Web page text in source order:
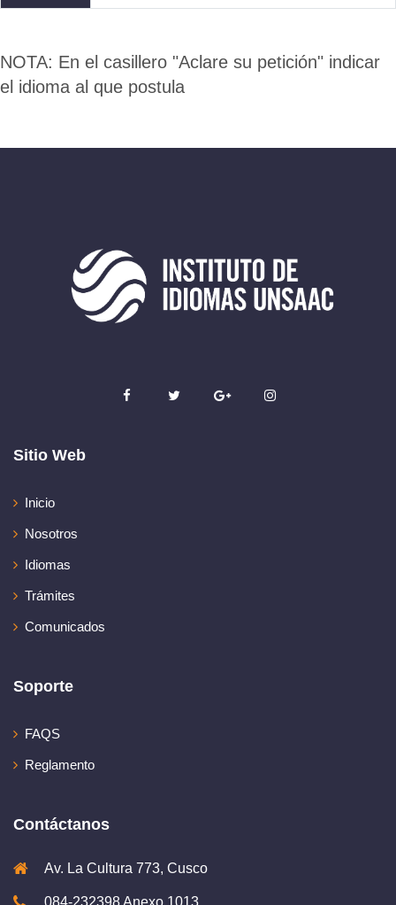
NOTA: En el casillero "Aclare su petición" indicar
el idioma al que postula
Sitio Web
Inicio
Nosotros
Idiomas
Trámites
Comunicados
Soporte
FAQS
Reglamento
Contáctanos
Av. La Cultura 773, Cusco
084-232398 Anexo 1013